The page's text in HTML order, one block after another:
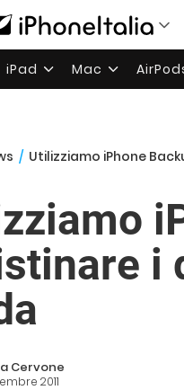
iPad Mac
/ Utilizziamo iPhone
i
Cervone
2011